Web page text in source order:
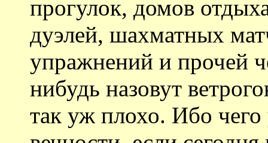
прогулок, домов
дуэлей, шахматных
упражнений и прочей
нибудь назовут
так уж плохо. Ибо